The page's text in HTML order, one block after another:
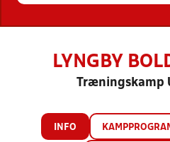
LYNGBY
Træningskamp
INFO